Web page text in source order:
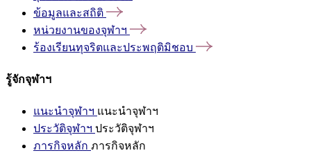
ข้อมูลและสถิติ
หน่วยงานของจุฬาฯ
ร้องเรียนทุจริตและประพฤติมิชอบ
รู้จักจุฬาฯ
แนะนำจุฬาฯ แนะนำจุฬาฯ
ประวัติจุฬาฯ ประวัติจุฬาฯ
ภารกิจหลัก ภารกิจหลัก